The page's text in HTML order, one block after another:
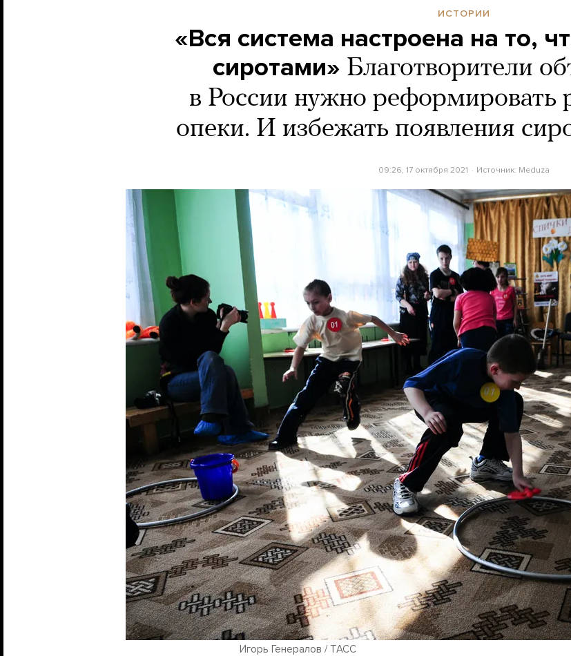
ИСТОРИИ
«Вся система настроена на то,
сиротами» Благотворители
в России нужно реформировать
опеки. И избежать появления
09:26, 17 октября 2021 Источник: Meduza
Игорь Генералов / ТАСС